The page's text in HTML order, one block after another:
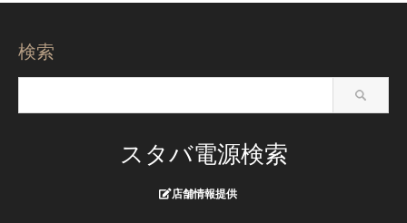
検索
スタバ電源検索
店舗情報提供